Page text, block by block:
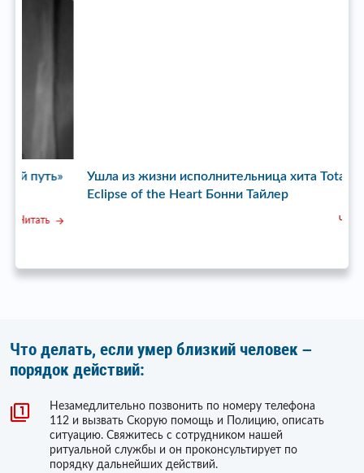
Ушла из жизни исполнительница хита Total
Eclipse of the Heart Бонни Тайлер
Что делать, если умер близкий человек –
порядок действий:
Незамедлительно позвонить по номеру телефона
112 и вызвать Скорую помощь и Полицию, описать
ситуацию. Свяжитесь с сотрудником нашей
ритуальной службы и он проконсультирует по
порядку дальнейших действий.